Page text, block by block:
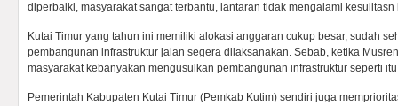
diperbaiki, masyarakat sangat terbantu, lantaran tidak mengalami kesulitasn
Kutai Timur yang tahun ini memiliki alokasi anggaran cukup besar, sudah
pembangunan infrastruktur jalan segera dilaksanakan. Sebab, ketika
masyarakat kebanyakan mengusulkan pembangunan infrastruktur seperti
Pemerintah Kabupaten Kutai Timur (Pemkab Kutim) sendiri juga